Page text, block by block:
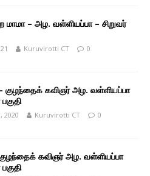
– அழ. வள்ளியப்பா – சிறுவர்
Kuruvirotti CT 0
குழந்தைக் கவிஞர் அழ. வள்ளியப்பா
2020 Kuruvirotti CT 0
கவிஞர் அழ. வள்ளியப்பா